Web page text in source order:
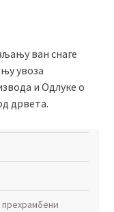
ван снаге
увоза
и Одлуке о
дрвета.
прехрамбени